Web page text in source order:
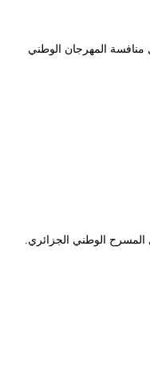
المهرجان الوطني
مدخل المسرح الوطني الجزائري.